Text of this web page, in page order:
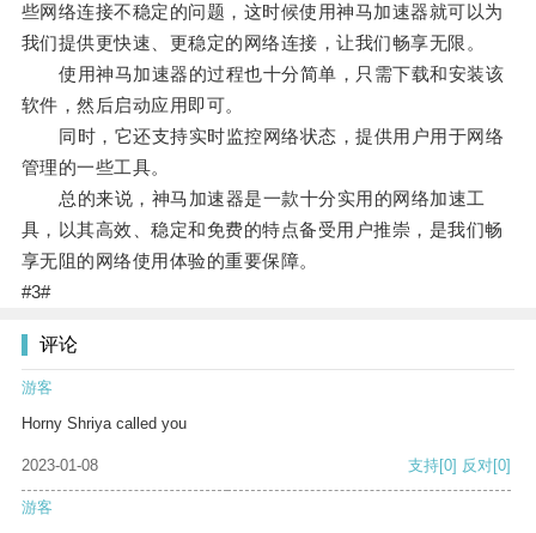
些网络连接不稳定的问题，这时候使用神马加速器就可以为
我们提供更快速、更稳定的网络连接，让我们畅享无限。
使用神马加速器的过程也十分简单，只需下载和安装该
软件，然后启动应用即可。
同时，它还支持实时监控网络状态，提供用户用于网络
管理的一些工具。
总的来说，神马加速器是一款十分实用的网络加速工
具，以其高效、稳定和免费的特点备受用户推崇，是我们畅
享无阻的网络使用体验的重要保障。
#3#
评论
游客
Horny Shriya called you
2023-01-08 支持[0] 反对[0]
游客